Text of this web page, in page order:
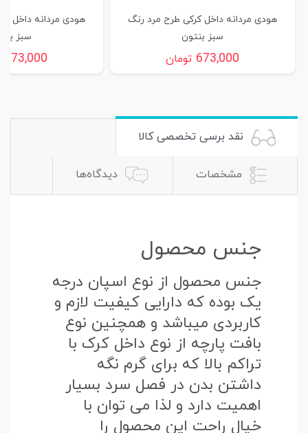
هودی مردانه داخل کرکی طرح مرد رنگ
سبز بنتون
673,000 تومان
هودی مردانه داخل
سبز
673,000
نقد برسی تخصصی کالا
مشخصات دیدگاه‌ها
جنس محصول
جنس محصول از نوع اسپان درجه
یک بوده که دارایی کیفیت لازم و
کاربردی میباشد و همچنین نوع
بافت پارچه از نوع داخل کرک با
تراکم بالا که برای گرم نگه
داشتن بدن در فصل سرد بسیار
اهمیت دارد و لذا می توان با
خیال راحت این محصول را